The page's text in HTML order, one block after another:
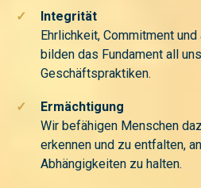
✓
Integrität
Ehrlichkeit, Commitment
bilden das Fundament all
Geschäftspraktiken.
✓
Ermächtigung
Wir befähigen Menschen
erkennen und zu entfalten,
Abhängigkeiten zu halten.